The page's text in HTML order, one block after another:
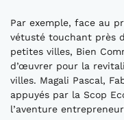
Par exemple, face au
vétusté touchant près
petites villes, Bien
d’œuvrer pour la
villes. Magali Pascal,
appuyés par la Scop
l’aventure